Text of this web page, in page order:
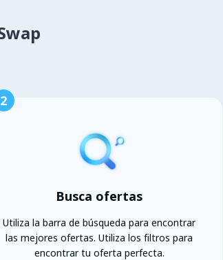
2
Busca ofertas
Utiliza la barra de búsqueda para encontrar
las mejores ofertas. Utiliza los filtros para
encontrar tu oferta perfecta.